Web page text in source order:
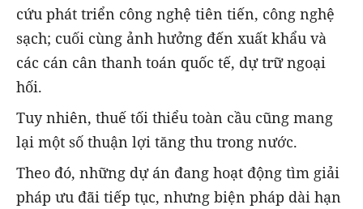
cứu phát triển công nghệ tiên tiến, công nghệ
sạch; cuối cùng ảnh hưởng đến xuất khẩu và
các cán cân thanh toán quốc tế, dự trữ ngoại
hối.
Tuy nhiên, thuế tối thiểu toàn cầu cũng mang
lại một số thuận lợi tăng thu trong nước.
Theo đó, những dự án đang hoạt động tìm giải
pháp ưu đãi tiếp tục, nhưng biện pháp dài hạn